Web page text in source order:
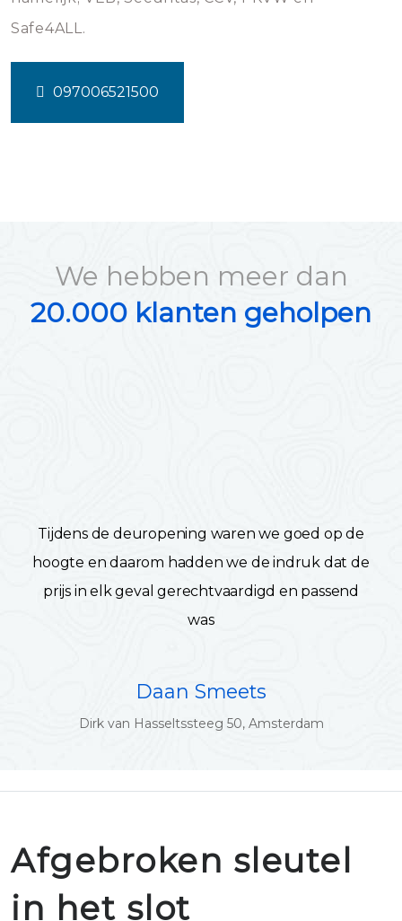
Safe4ALL.
097006521500
We hebben meer dan
20.000 klanten geholpen
Tijdens de deuropening waren we goed op de
hoogte en daarom hadden we de indruk dat de
prijs in elk geval gerechtvaardigd en passend
was
Daan Smeets
Dirk van Hasseltssteeg 50, Amsterdam
Afgebroken sleutel
in het slot